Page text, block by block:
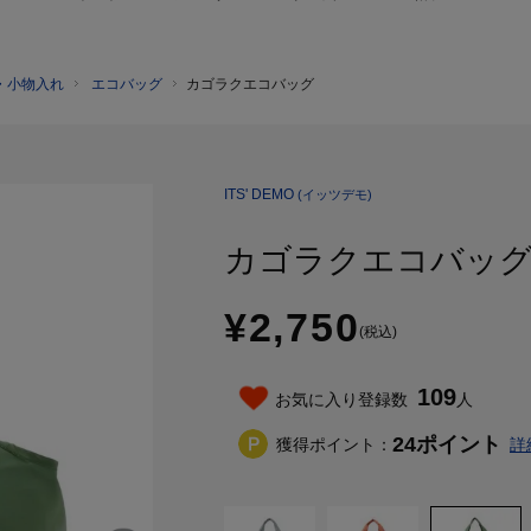
小物入れ エコバッグ カゴラクエコバッグ
ITS' DEMO (イッツデモ)
カゴラクエコバッ
¥2,750(税込)
お気に入り登録数 109人
獲得ポイント： 24ポイント 詳